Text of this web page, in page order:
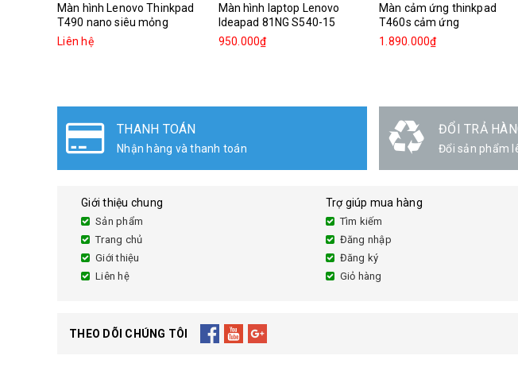
Màn hình Lenovo Thinkpad
T490 nano siêu mỏng
Liên hệ
Màn hình laptop Lenovo
Ideapad 81NG S540-15
950.000₫
Màn cảm ứng thinkpad
T460s cảm ứng
1.890.000₫
THANH TOÁN
Nhận hàng và thanh toán
ĐỔI TRẢ
Đổi sản phẩm
Giới thiệu chung
Sản phẩm
Trang chủ
Giới thiệu
Liên hệ
Trợ giúp mua hàng
Tìm kiếm
Đăng nhập
Đăng ký
Giỏ hàng
THEO DÕI CHÚNG TÔI